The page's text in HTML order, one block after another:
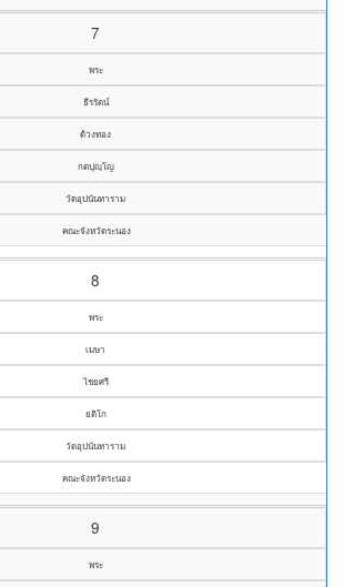
7
พระ
ธีรรัตน์
ด้วงทอง
กตปุญฺโญ
วัดอุปนันทาราม
คณะจังหวัดระนอง
8
พระ
เมษา
ไชยศรี
ยติโก
วัดอุปนันทาราม
คณะจังหวัดระนอง
9
พระ